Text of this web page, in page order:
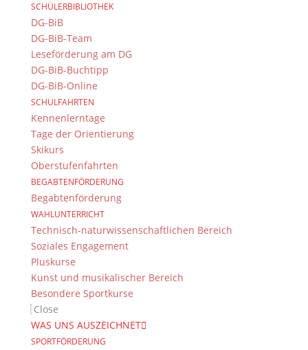
SCHÜLERBIBLIOTHEK
DG-BiB
DG-BiB-Team
Leseförderung am DG
DG-BiB-Buchtipp
DG-BiB-Online
SCHULFAHRTEN
Kennenlerntage
Tage der Orientierung
Skikurs
Oberstufenfahrten
BEGABTENFÖRDERUNG
Begabtenförderung
WAHLUNTERRICHT
Technisch-naturwissenschaftlichen Bereich
Soziales Engagement
Pluskurse
Kunst und musikalischer Bereich
Besondere Sportkurse
Close
WAS UNS AUSZEICHNET
SPORTFÖRDERUNG
© 2015-2017 Dientzenhofer-Gymnasium Bamberg -
Von Hand erstellt. Mit viel